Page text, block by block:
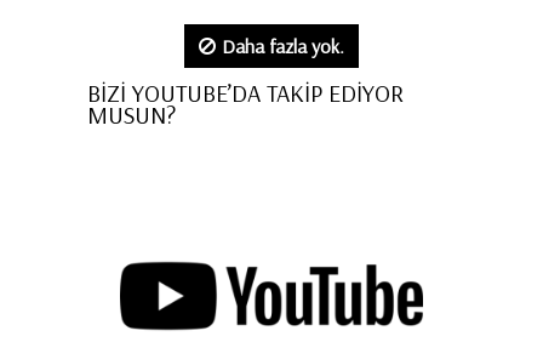
Daha fazla yok.
BİZİ YOUTUBE’DA TAKİP EDİYOR
MUSUN?